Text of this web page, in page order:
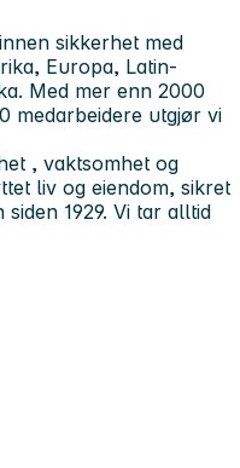
sikkerhet med
Europa, Latin-
Med mer enn 2000
medarbeidere utgjør vi
, vaktsomhet og
liv og eiendom, sikret
1929. Vi tar alltid